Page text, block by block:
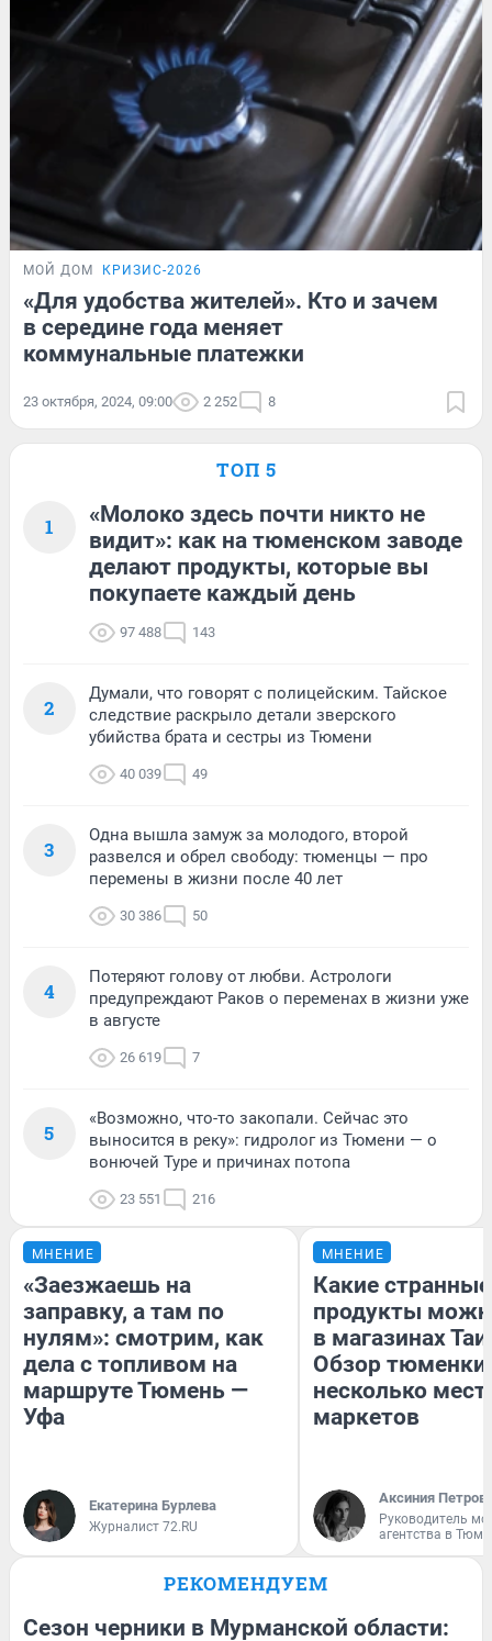
МОЙ ДОМ КРИЗИС-2026
«Для удобства жителей». Кто и зачем
в середине года меняет
коммунальные платежки
23 октября, 2024, 09:00 2 252 8
ТОП 5
1
«Молоко здесь почти никто не
видит»: как на тюменском заводе
делают продукты, которые вы
покупаете каждый день
97 488 143
2
Думали, что говорят с полицейским. Тайское
следствие раскрыло детали зверского
убийства брата и сестры из Тюмени
40 039 49
3
Одна вышла замуж за молодого, второй
развелся и обрел свободу: тюменцы — про
перемены в жизни после 40 лет
30 386 50
4
Потеряют голову от любви. Астрологи
предупреждают Раков о переменах в жизни уже
в августе
26 619 7
5
«Возможно, что-то закопали. Сейчас это
выносится в реку»: гидролог из Тюмени — о
вонючей Туре и причинах потопа
23 551 216
МНЕНИЕ
«Заезжаешь на
заправку, а там по
нулям»: смотрим, как
дела с топливом на
маршруте Тюмень —
Уфа
Екатерина Бурлева
Журналист 72.RU
МНЕНИЕ
Какие странные
продукты
в магазинах
Обзор тюменки
несколько
маркетов
Аксиния
Руководитель
агентства в
РЕКОМЕНДУЕМ
Сезон черники в Мурманской области: